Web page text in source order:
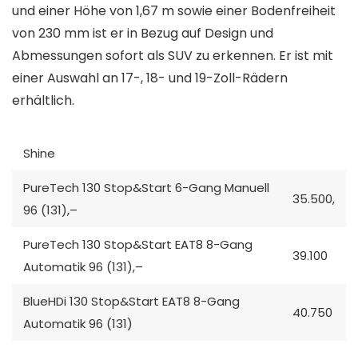
und einer Höhe von 1,67 m sowie einer Bodenfreiheit
von 230 mm ist er in Bezug auf Design und
Abmessungen sofort als SUV zu erkennen. Er ist mit
einer Auswahl an 17-, 18- und 19-Zoll-Rädern
erhältlich.
Shine
PureTech 130 Stop&Start 6-Gang Manuell
96 (131),–
35.500,
PureTech 130 Stop&Start EAT8 8-Gang
Automatik 96 (131),–
39.100
BlueHDi 130 Stop&Start EAT8 8-Gang
Automatik 96 (131)
40.750